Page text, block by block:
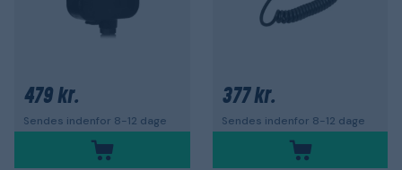
479 kr.
Sendes indenfor 8-12 dage
377 kr.
Sendes indenfor 8-12 dage